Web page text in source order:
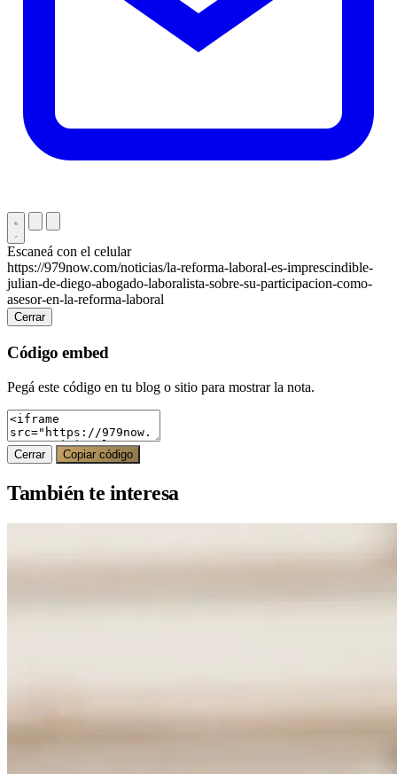
Escaneá con el celular
https://979now.com/noticias/la-reforma-laboral-es-imprescindible-
julian-de-diego-abogado-laboralista-sobre-su-participacion-como-
asesor-en-la-reforma-laboral
Cerrar
Código embed
Pegá este código en tu blog o sitio para mostrar la nota.
Cerrar Copiar código
También te interesa